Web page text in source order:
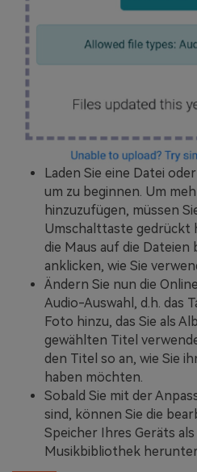
Laden Sie eine Datei
um zu beginnen. Um
hinzuzufügen, müssen
Umschalttaste gedrückt
die Maus auf die Dateien
anklicken, wie Sie
Ändern Sie nun die
Audio-Auswahl, d.h. das
Foto hinzu, das Sie als
gewählten Titel
den Titel so an, wie Sie
haben möchten.
Sobald Sie mit der
sind, können Sie die
Speicher Ihres Geräts
Musikbibliothek